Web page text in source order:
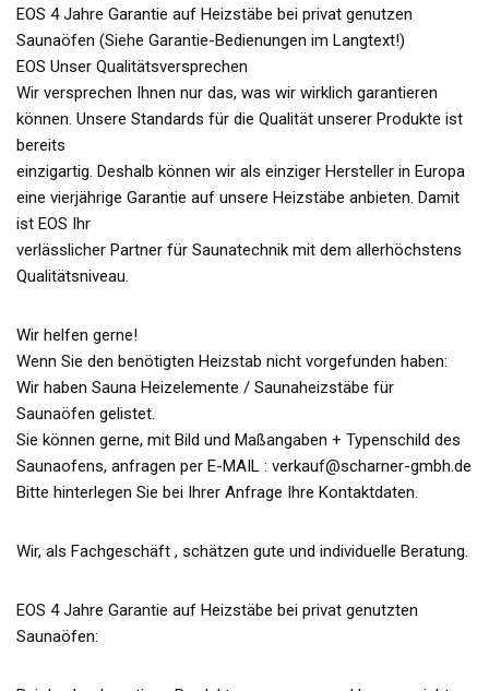
EOS 4 Jahre Garantie auf Heizstäbe bei privat genutzen
Saunaöfen (Siehe Garantie-Bedienungen im Langtext!)
EOS Unser Qualitätsversprechen
Wir versprechen Ihnen nur das, was wir wirklich garantieren
können. Unsere Standards für die Qualität unserer Produkte ist
bereits
einzigartig. Deshalb können wir als einziger Hersteller in Europa
eine vierjährige Garantie auf unsere Heizstäbe anbieten. Damit
ist EOS Ihr
verlässlicher Partner für Saunatechnik mit dem allerhöchstens
Qualitätsniveau.
Wir helfen gerne!
Wenn Sie den benötigten Heizstab nicht vorgefunden haben:
Wir haben Sauna Heizelemente / Saunaheizstäbe für
Saunaöfen gelistet.
Sie können gerne, mit Bild und Maßangaben + Typenschild des
Saunaofens, anfragen per E-MAIL : verkauf@scharner-gmbh.de
Bitte hinterlegen Sie bei Ihrer Anfrage Ihre Kontaktdaten.
Wir, als Fachgeschäft , schätzen gute und individuelle Beratung.
EOS 4 Jahre Garantie auf Heizstäbe bei privat genutzten
Saunaöfen: